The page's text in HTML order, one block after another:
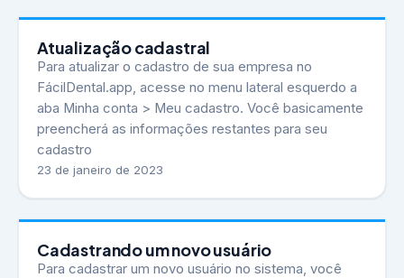
Atualização cadastral
Para atualizar o cadastro de sua empresa no
FácilDental.app, acesse no menu lateral esquerdo a
aba Minha conta > Meu cadastro. Você basicamente
preencherá as informações restantes para seu
cadastro
23 de janeiro de 2023
Cadastrando um novo usuário
Para cadastrar um novo usuário no sistema, você